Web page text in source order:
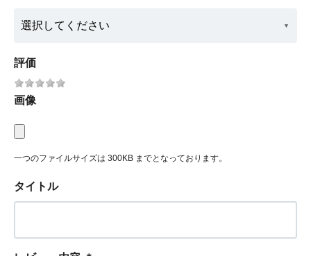
評価
画像
一つのファイルサイズは 300KB までとなっております。
タイトル